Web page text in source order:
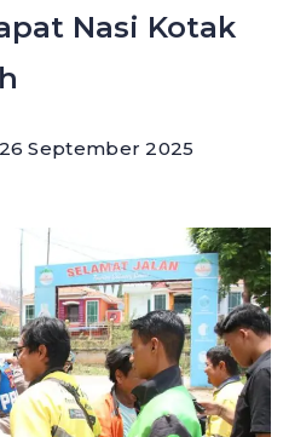
Nasi Kotak
26 September 2025